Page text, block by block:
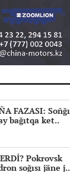
FAZASI: Soñğı
bağıtqa ket..
Pokrovsk
soğısı jäne j..